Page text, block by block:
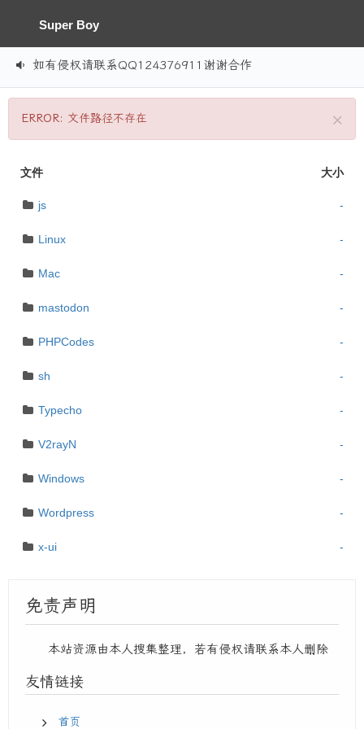
Super Boy
如有侵权请联系QQ124376911谢谢合作
ERROR: 文件路径不存在 ×
文件 大小
js -
Linux -
Mac -
mastodon -
PHPCodes -
sh -
Typecho -
V2rayN -
Windows -
Wordpress -
x-ui -
免责声明
本站资源由本人搜集整理，若有侵权请联系本人删除
友情链接
首页